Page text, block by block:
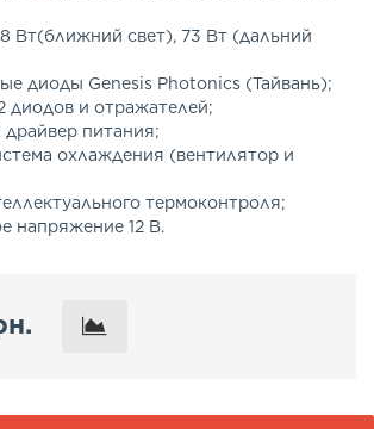
Вт(ближний свет), 73 Вт (дальний
диоды Genesis Photonics (Тайвань);
диодов и отражателей;
питания;
охлаждения (вентилятор и
термоконтроля;
напряжение 12 В.